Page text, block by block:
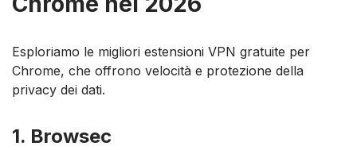
Esploriamo le migliori estensioni VPN gratuite per
Chrome, che offrono velocità e protezione della
privacy dei dati.
1. Browsec